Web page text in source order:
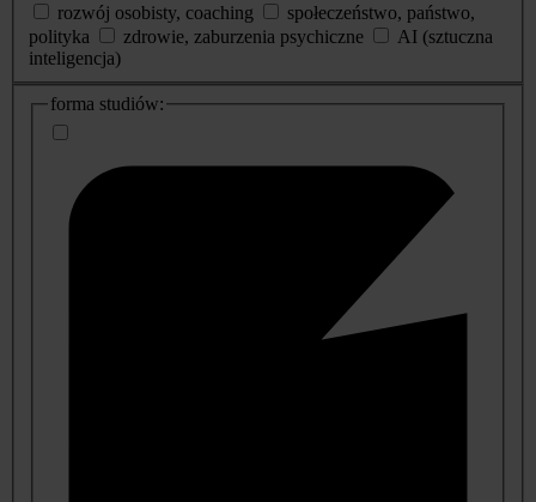
rozwój osobisty, coaching
społeczeństwo, państwo,
polityka
zdrowie, zaburzenia psychiczne
AI (sztuczna
inteligencja)
dodatkowe
informacje
forma studiów: